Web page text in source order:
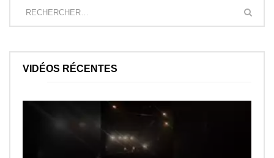
VIDÉOS RÉCENTES